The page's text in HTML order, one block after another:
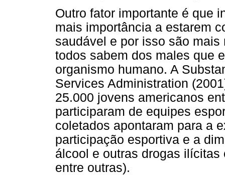
Outro fator importante é que
mais importância a estarem
saudável e por isso são
todos sabem dos males que
organismo humano. A
Services Administration
25.000 jovens americanos
participaram de equipes
coletados apontaram para a
participação esportiva e a
álcool e outras drogas
entre outras).